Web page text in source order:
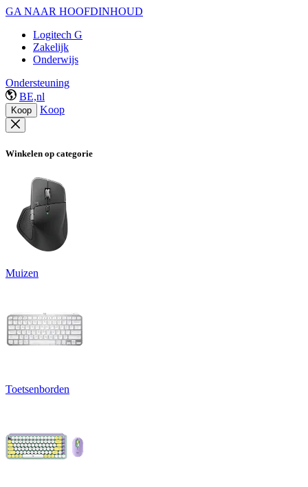
GA NAAR HOOFDINHOUD
Logitech G
Zakelijk
Onderwijs
Ondersteuning
BE,nl
Koop Koop
Winkelen op categorie
Muizen
Toetsenborden